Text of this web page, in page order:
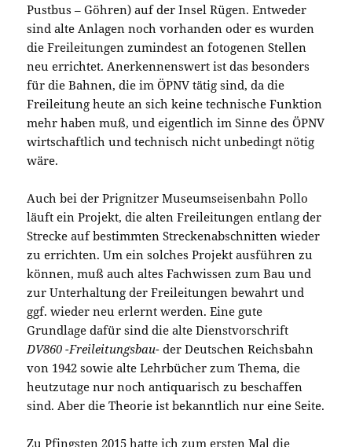
Pustbus – Göhren) auf der Insel Rügen. Entweder
sind alte Anlagen noch vorhanden oder es wurden
die Freileitungen zumindest an fotogenen Stellen
neu errichtet. Anerkennenswert ist das besonders
für die Bahnen, die im ÖPNV tätig sind, da die
Freileitung heute an sich keine technische Funktion
mehr haben muß, und eigentlich im Sinne des ÖPNV
wirtschaftlich und technisch nicht unbedingt nötig
wäre.
Auch bei der Prignitzer Museumseisenbahn Pollo
läuft ein Projekt, die alten Freileitungen entlang der
Strecke auf bestimmten Streckenabschnitten wieder
zu errichten. Um ein solches Projekt ausführen zu
können, muß auch altes Fachwissen zum Bau und
zur Unterhaltung der Freileitungen bewahrt und
ggf. wieder neu erlernt werden. Eine gute
Grundlage dafür sind die alte Dienstvorschrift
DV860 -Freileitungsbau- der Deutschen Reichsbahn
von 1942 sowie alte Lehrbücher zum Thema, die
heutzutage nur noch antiquarisch zu beschaffen
sind. Aber die Theorie ist bekanntlich nur eine Seite.
Zu Pfingsten 2015 hatte ich zum ersten Mal die